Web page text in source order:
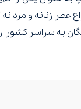
عطر زنانه و
به سراسر کشور